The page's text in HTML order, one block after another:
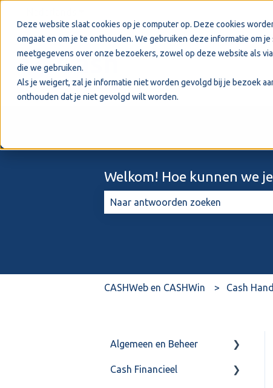
Deze website slaat cookies op je computer op. Deze cookies
omgaat en om je te onthouden. We gebruiken deze informatie om
meetgegevens over onze bezoekers, zowel op deze website als
die we gebruiken.
Als je weigert, zal je informatie niet worden gevolgd bij je bezoek
onthouden dat je niet gevolgd wilt worden.
Welkom! Hoe kunnen we
CASHWeb en CASHWin Cash
Algemeen en Beheer
Bank(koppeling)
Cash Financieel